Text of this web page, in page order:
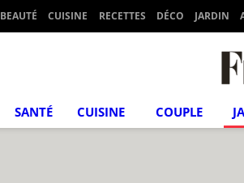
BEAUTÉ CUISINE RECETTES DÉCO JARDIN
SANTÉ CUISINE COUPLE